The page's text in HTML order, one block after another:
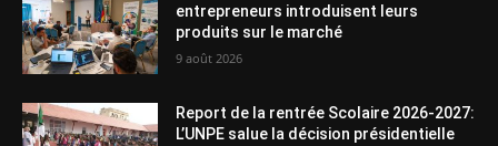
entrepreneurs introduisent leurs
produits sur le marché
9 août 2026
Report de la rentrée Scolaire 2026-2027:
L’UNPE salue la décision présidentielle